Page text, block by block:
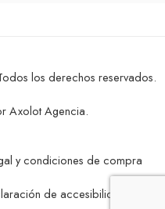
los derechos reservados.
Axolot Agencia.
y condiciones de compra
de accesibilidad